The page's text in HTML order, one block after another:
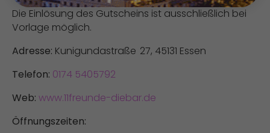
Die Einlösung des Gutscheins ist ausschließlich bei
Vorlage möglich.
Adresse: Kunigundastraße 27, 45131 Essen
Telefon: 0174 5405792
Web: www.11freunde-diebar.de
Öffnungszeiten: